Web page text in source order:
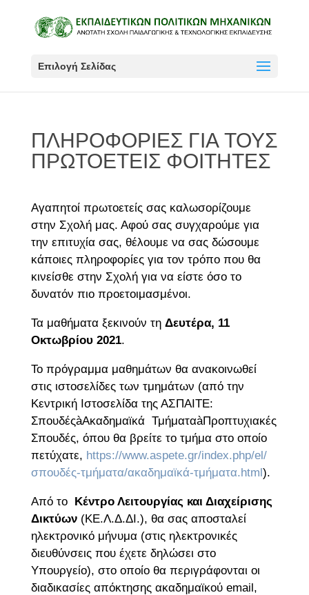
Επιλογή Σελίδας
ΠΛΗΡΟΦΟΡΙΕΣ ΓΙΑ ΤΟΥΣ
ΠΡΩΤΟΕΤΕΙΣ ΦΟΙΤΗΤΕΣ
Αγαπητοί πρωτοετείς σας καλωσορίζουμε
στην Σχολή μας. Αφού σας συγχαρούμε για
την επιτυχία σας, θέλουμε να σας δώσουμε
κάποιες πληροφορίες για τον τρόπο που θα
κινείσθε στην Σχολή για να είστε όσο το
δυνατόν πιο προετοιμασμένοι.
Τα μαθήματα ξεκινούν τη Δευτέρα, 11
Οκτωβρίου 2021.
Το πρόγραμμα μαθημάτων θα ανακοινωθεί
στις ιστοσελίδες των τμημάτων (από την
Κεντρική Ιστοσελίδα της ΑΣΠΑΙΤΕ:
ΣπουδέςàΑκαδημαϊκά ΤμήματαàΠροπτυχιακές
Σπουδές, όπου θα βρείτε το τμήμα στο οποίο
πετύχατε, https://www.aspete.gr/index.php/el/
σπουδές-τμήματα/ακαδημαϊκά-τμήματα.html).
Από το Κέντρο Λειτουργίας και Διαχείρισης
Δικτύων (ΚΕ.Λ.Δ.ΔΙ.), θα σας αποσταλεί
ηλεκτρονικό μήνυμα (στις ηλεκτρονικές
διευθύνσεις που έχετε δηλώσει στο
Υπουργείο), στο οποίο θα περιγράφονται οι
διαδικασίες απόκτησης ακαδημαϊκού email,